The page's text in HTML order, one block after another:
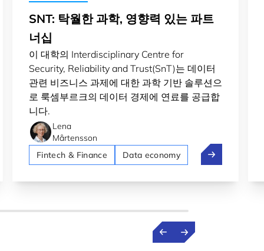
를 양성하는 석사 학위
SNT: 탁월한 과학, 영향력 있는 파트
너십
이 대학의 Interdisciplinary Centre for
Security, Reliability and Trust(SnT)는 데이터
관련 비즈니스 과제에 대한 과학 기반 솔루션으
로 룩셈부르크의 데이터 경제에 연료를 공급합
니다.
Lena
Mårtensson
Fintech & Finance
Data economy SnT: 탁월한